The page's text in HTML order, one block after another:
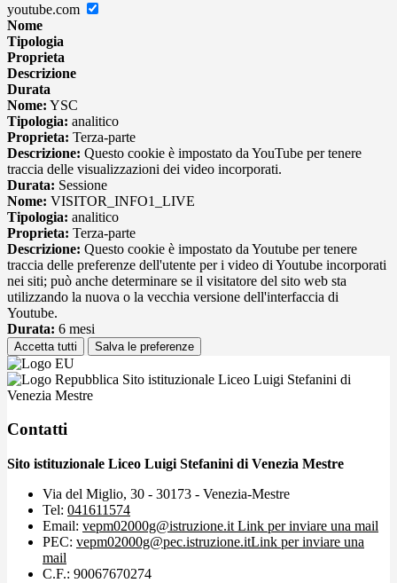
youtube.com
Nome
Tipologia
Proprieta
Descrizione
Durata
Nome: YSC
Tipologia: analitico
Proprieta: Terza-parte
Descrizione: Questo cookie è impostato da YouTube per tenere
traccia delle visualizzazioni dei video incorporati.
Durata: Sessione
Nome: VISITOR_INFO1_LIVE
Tipologia: analitico
Proprieta: Terza-parte
Descrizione: Questo cookie è impostato da Youtube per tenere
traccia delle preferenze dell'utente per i video di Youtube incorporati
nei siti; può anche determinare se il visitatore del sito web sta
utilizzando la nuova o la vecchia versione dell'interfaccia di
Youtube.
Durata: 6 mesi
Accetta tutti Salva le preferenze
Sito istituzionale Liceo Luigi Stefanini di
Venezia Mestre
Contatti
Sito istituzionale Liceo Luigi Stefanini di Venezia Mestre
Via del Miglio, 30 - 30173 - Venezia-Mestre
Tel: 041611574
Email: vepm02000g@istruzione.it Link per inviare una mail
PEC: vepm02000g@pec.istruzione.itLink per inviare una
mail
C.F.: 90067670274